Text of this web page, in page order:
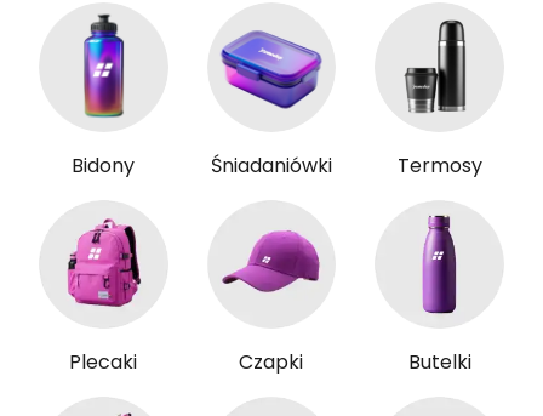
Bidony Śniadaniówki Termosy
Plecaki Czapki Butelki